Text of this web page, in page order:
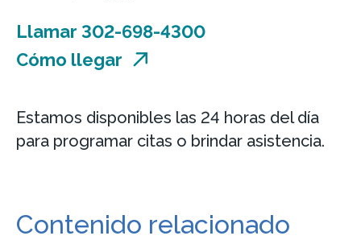
Llamar 302-698-4300
Cómo llegar
Estamos disponibles las 24 horas del día
para programar citas o brindar asistencia.
Contenido relacionado